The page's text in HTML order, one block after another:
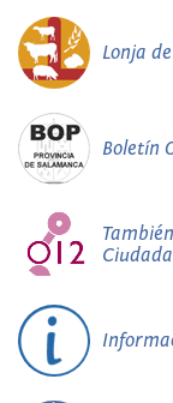
Lonja
Boletín